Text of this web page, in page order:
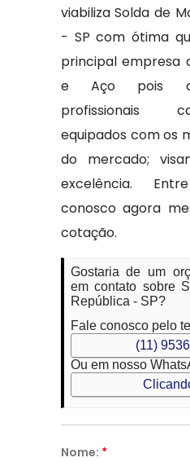
viabiliza Solda de
- SP com ótima
principal empresa
e Aço pois
profissionais
equipados com os
do mercado;
excelência.
conosco agora
cotação.
Gostaria de um
em contato sobre
República - SP?
Fale conosco pelo
(11)
Ou em nosso
Nome: *